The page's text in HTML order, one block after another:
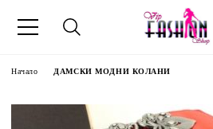
Начало ДАМСКИ МОДНИ КОЛАНИ